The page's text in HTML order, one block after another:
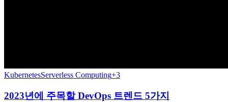
KubernetesServerless Computing+3
2023년에 주목할 DevOps 트렌드 5가지